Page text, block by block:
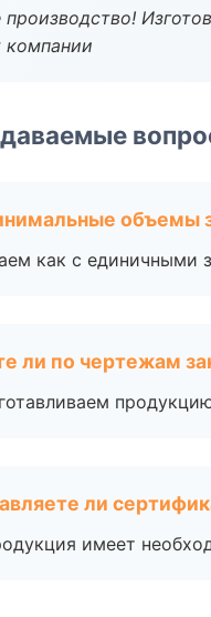
производство!
объемы
как с единичными
ли по чертежам
ли
имеет